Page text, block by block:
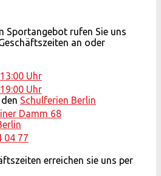
Sportangebot rufen Sie uns
an oder
Uhr
Uhr
Schulferien Berlin
Damm 68
04 77
erreichen sie uns per